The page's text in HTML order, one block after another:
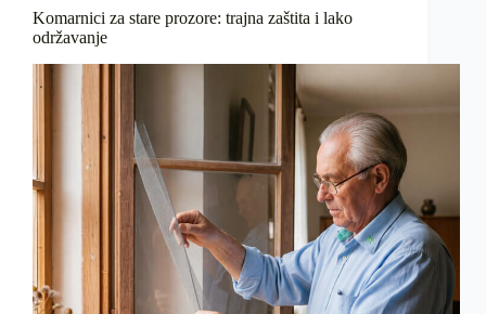
Komarnici za stare prozore: trajna zaštita i lako
održavanje